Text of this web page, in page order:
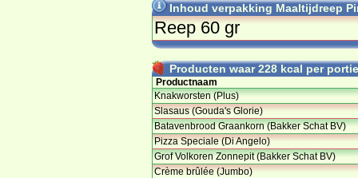
Inhoud verpakking Maaltijdreep
Reep 60 gr
Producten waar 228 kcal per
Productnaam
Knakworsten (Plus)
Slasaus (Gouda's Glorie)
Batavenbrood Graankorn (Bakker Schat BV)
Pizza Speciale (Di Angelo)
Grof Volkoren Zonnepit (Bakker Schat BV)
Crème brûlée (Jumbo)